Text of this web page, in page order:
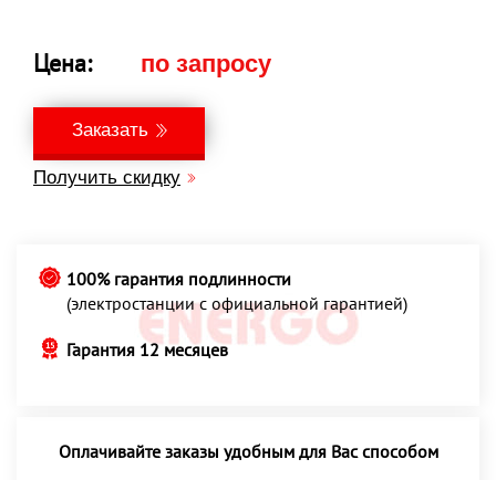
Цена: по запросу
Заказать
Получить скидку
100% гарантия подлинности
(электростанции с официальной гарантией)
Гарантия 12 месяцев
Оплачивайте заказы удобным для Вас способом